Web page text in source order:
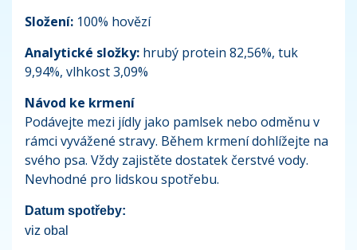
Složení: 100% hovězí
Analytické složky: hrubý protein 82,56%, tuk
9,94%, vlhkost 3,09%
Návod ke krmení
Podávejte mezi jídly jako pamlsek nebo odměnu v
rámci vyvážené stravy. Během krmení dohlížejte na
svého psa. Vždy zajistěte dostatek čerstvé vody.
Nevhodné pro lidskou spotřebu.
Datum spotřeby:
viz obal